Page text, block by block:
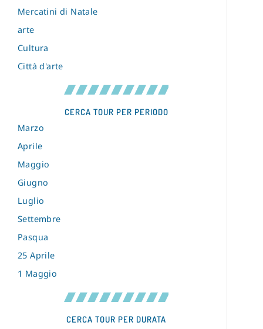
Mercatini di Natale
arte
Cultura
Città d'arte
CERCA TOUR PER PERIODO
Marzo
Aprile
Maggio
Giugno
Luglio
Settembre
Pasqua
25 Aprile
1 Maggio
CERCA TOUR PER DURATA